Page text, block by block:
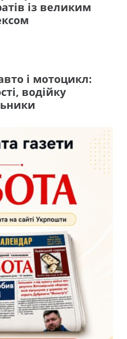
із великим
і мотоцикл:
водійку